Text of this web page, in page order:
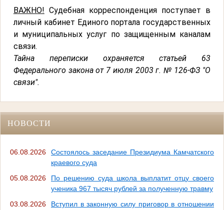
ВАЖНО! Судебная корреспонденция поступает в
личный кабинет Единого портала государственных
и муниципальных услуг по защищенным каналам
связи.
Тайна переписки охраняется статьей 63
Федерального закона от 7 июля 2003 г. № 126-ФЗ "О
связи".
НОВОСТИ
06.08.2026
Состоялось заседание Президиума Камчатского
краевого суда
05.08.2026
По решению суда школа выплатит отцу своего
ученика 967 тысяч рублей за полученную травму
03.08.2026
Вступил в законную силу приговор в отношении